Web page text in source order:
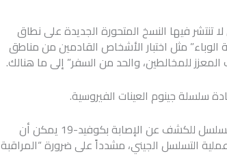
تنتشر فيها النسخ المتحورة الجديدة على نطاق
الوباء” مثل اختبار الأشخاص القادمين من مناطق
للمخالطين، والحد من السفر” إلى ما هنالك.
سلسلة جينوم العينات الفيروسية.
ويوضح البروفسور فونتانيه ان بعض اختبارات تفاعل البوليميراز المتسلسل للكشف عن الإصابة بكوفيد-19 يمكن أن
التسلسل الجيني، مشدداً على ضرورة “المراقبة